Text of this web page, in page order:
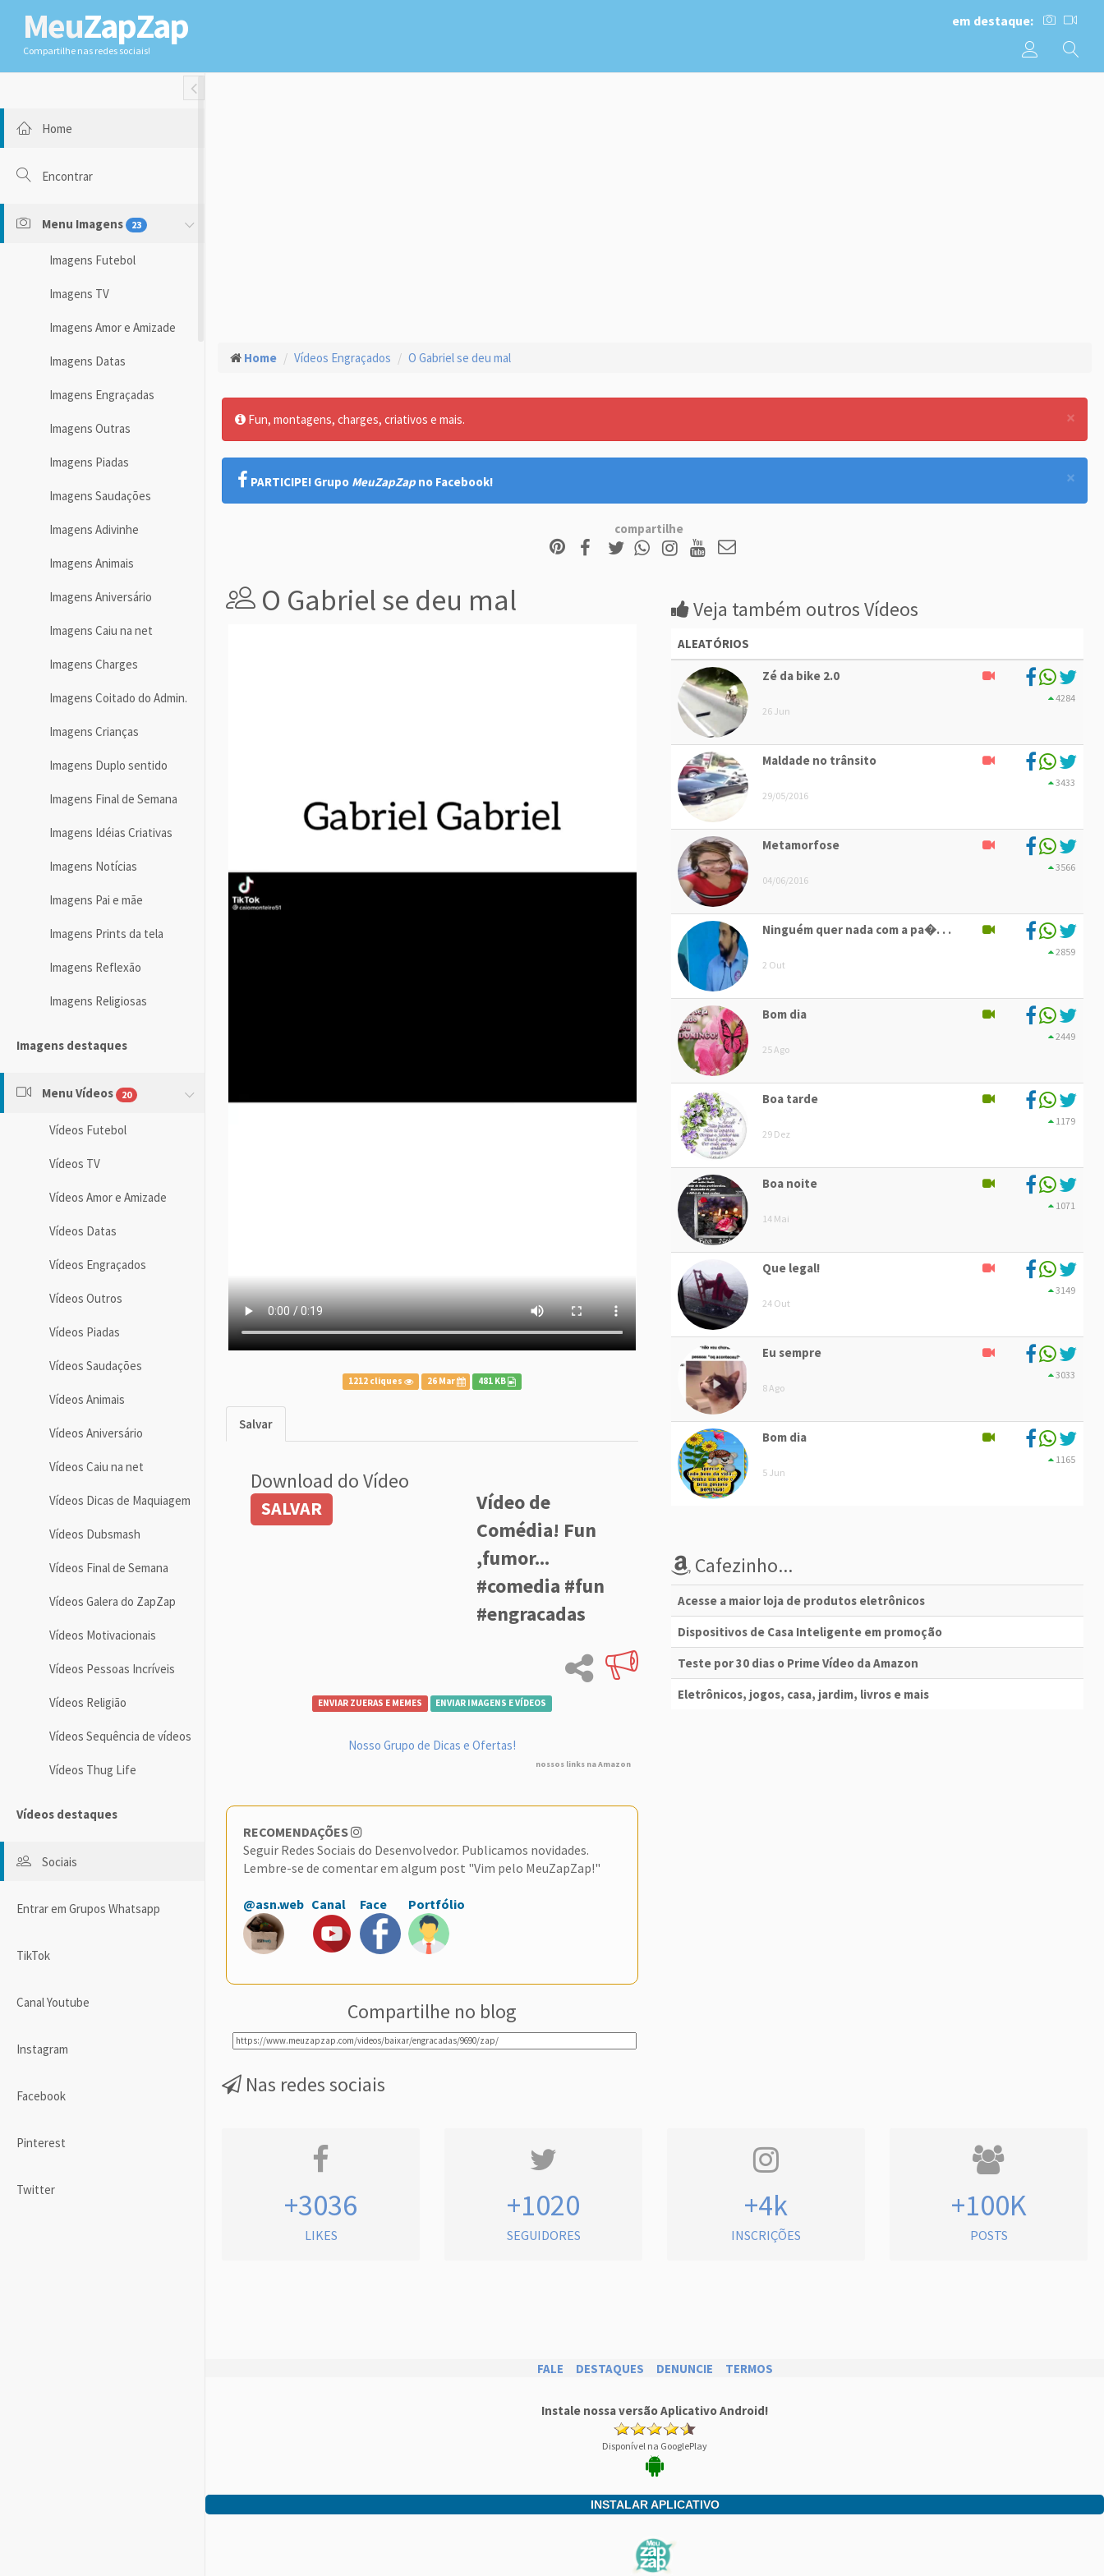
MeuZapZap
Compartilhe nas redes sociais!
em destaque:
Toggle Fullwidth
Home
Encontrar
Menu Imagens 23
Imagens Futebol
Imagens TV
Imagens Amor e Amizade
Imagens Datas
Imagens Engraçadas
Imagens Outras
Imagens Piadas
Imagens Saudações
Imagens Adivinhe
Imagens Animais
Imagens Aniversário
Imagens Caiu na net
Imagens Charges
Imagens Coitado do Admin.
Imagens Crianças
Imagens Duplo sentido
Imagens Final de Semana
Imagens Idéias Criativas
Imagens Notícias
Imagens Pai e mãe
Imagens Prints da tela
Imagens Reflexão
Imagens Religiosas
Imagens destaques
Menu Vídeos 20
Vídeos Futebol
Vídeos TV
Vídeos Amor e Amizade
Vídeos Datas
Vídeos Engraçados
Vídeos Outros
Vídeos Piadas
Vídeos Saudações
Vídeos Animais
Vídeos Aniversário
Vídeos Caiu na net
Vídeos Dicas de Maquiagem
Vídeos Dubsmash
Vídeos Final de Semana
Vídeos Galera do ZapZap
Vídeos Motivacionais
Vídeos Pessoas Incríveis
Vídeos Religião
Vídeos Sequência de vídeos
Vídeos Thug Life
Vídeos destaques
Sociais
Entrar em Grupos Whatsapp
TikTok
Canal Youtube
Instagram
Facebook
Pinterest
Twitter
Home Vídeos Engraçados O Gabriel se deu mal
×
Fun, montagens, charges, criativos e mais.
×
PARTICIPE! Grupo MeuZapZap no Facebook!
compartilhe
O Gabriel se deu mal
1212 cliques 26 Mar 481 KB
Salvar
Download do Vídeo
SALVAR
Vídeo de
Comédia! Fun
,fumor...
#comedia #fun
#engracadas
ENVIAR ZUERAS E MEMES ENVIAR IMAGENS E VÍDEOS
Nosso Grupo de Dicas e Ofertas!
nossos links na Amazon
RECOMENDAÇÕES
Seguir Redes Sociais do Desenvolvedor. Publicamos novidades.
Lembre-se de comentar em algum post "Vim pelo MeuZapZap!"
@asn.web Canal Face Portfólio
Compartilhe no blog
Veja também outros Vídeos
ALEATÓRIOS
Zé da bike 2.0
26 Jun
4284
Maldade no trânsito
29/05/2016
3433
Metamorfose
04/06/2016
3566
Ninguém quer nada com a pa�. . .
2 Out
2859
Bom dia
25 Ago
2449
Boa tarde
29 Dez
1179
Boa noite
14 Mai
1071
Que legal!
24 Out
3149
Eu sempre
8 Ago
3033
Bom dia
5 Jun
1165
Cafezinho...
Acesse a maior loja de produtos eletrônicos
Dispositivos de Casa Inteligente em promoção
Teste por 30 dias o Prime Vídeo da Amazon
Eletrônicos, jogos, casa, jardim, livros e mais
Nas redes sociais
+3036
LIKES
+1020
SEGUIDORES
+4k
INSCRIÇÕES
+100K
POSTS
FALE DESTAQUES DENUNCIE TERMOS
Instale nossa versão Aplicativo Android!
Disponível na GooglePlay
INSTALAR APLICATIVO